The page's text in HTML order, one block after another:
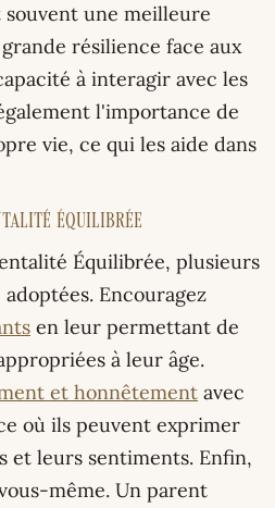
une meilleure
résilience face aux
à interagir avec les
l'importance de
vie, ce qui les aide dans
Équilibrée
Équilibrée, plusieurs
Encouragez
en leur permettant de
à leur âge.
et honnêtement avec
où ils peuvent exprimer
et leurs sentiments. Enfin,
même. Un parent